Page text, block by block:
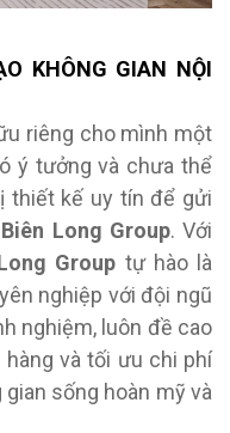
KHÔNG GIAN NỘI
riêng cho mình một
ý tưởng và chưa thể
thiết kế uy tín để gửi
Biên Long Group. Với
Group tự hào là
nghiệp với đội ngũ
nghiệm, luôn đề cao
và tối ưu chi phí
sống hoàn mỹ và